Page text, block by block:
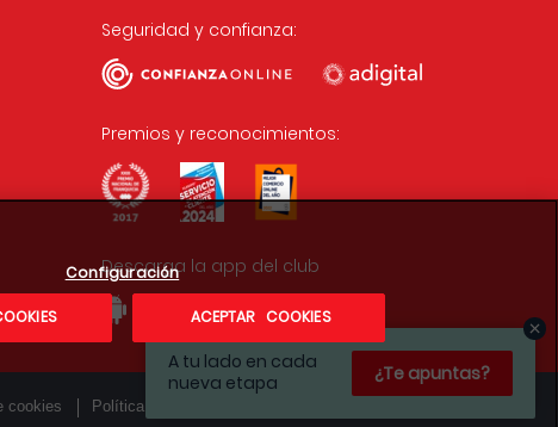
A tu lado en cada
nueva etapa
¿Te apuntas?
Seguridad y confianza:
Premios y reconocimientos:
Descarga la app del club
cookies Política de Protección de Datos
Configuración
ACEPTAR COOKIES